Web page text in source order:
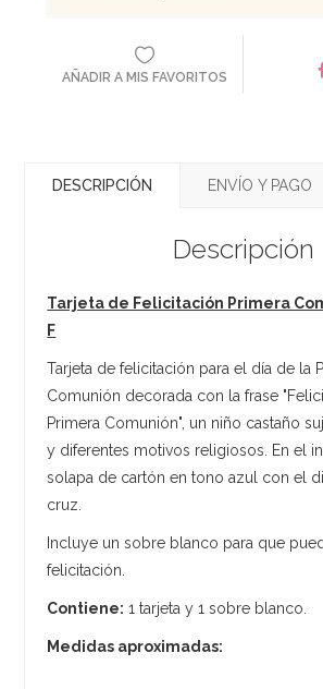
AÑADIR A MIS FAVORITOS
DESCRIPCIÓN ENVÍO Y PAGO
Descripción
Tarjeta de Felicitación Primera
F
Tarjeta de felicitación para el día de la
Comunión decorada con la frase
Primera Comunión", un niño castaño
y diferentes motivos religiosos. En el
solapa de cartón en tono azul con el
cruz.
Incluye un sobre blanco para que
felicitación.
Contiene: 1 tarjeta y 1 sobre blanco.
Medidas aproximadas: